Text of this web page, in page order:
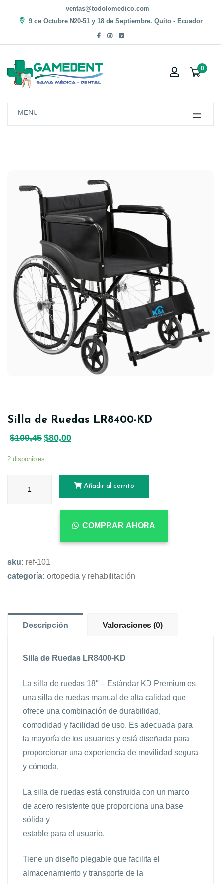
ventas@todolomedico.com
9 de Octubre N20-51 y 18 de Septiembre. Quito - Ecuador
0
MENU
Silla de Ruedas LR8400-KD
$109,45 $80,00
2 disponibles
Añadir al carrito
COMPRAR AHORA
sku: ref-101
categoría: ortopedia y rehabilitación
Descripción Valoraciones (0)
Silla de Ruedas LR8400-KD
La silla de ruedas 18″ – Estándar KD Premium es
una silla de ruedas manual de alta calidad que
ofrece una combinación de durabilidad,
comodidad y facilidad de uso. Es adecuada para
la mayoría de los usuarios y está diseñada para
proporcionar una experiencia de movilidad segura
y cómoda.
La silla de ruedas está construida con un marco
de acero resistente que proporciona una base
sólida y
estable para el usuario.
Tiene un diseño plegable que facilita el
almacenamiento y transporte de la